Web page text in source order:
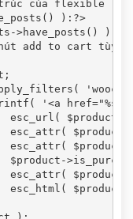
của flexible -->
):?>
>have_posts() ) :